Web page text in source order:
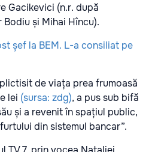
Gacikevici (n.r. după
și Mihai Hîncu).
de viața prea frumoasă
lei (sursa: zdg), a pus sub bifă
și a revenit în spațiul public,
din sistemul bancar”.